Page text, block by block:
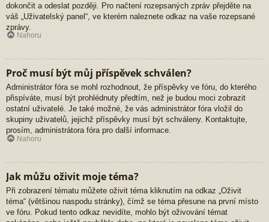
dokončit a odeslat později. Pro načtení rozepsaných zpráv přejděte na
váš „Uživatelský panel“, ve kterém naleznete odkaz na vaše rozepsané
zprávy.
Nahoru
Proč musí být můj příspěvek schválen?
Administrátor fóra se mohl rozhodnout, že příspěvky ve fóru, do kterého
přispíváte, musí být prohlédnuty předtím, než je budou moci zobrazit
ostatní uživatelé. Je také možné, že vás administrátor fóra vložil do
skupiny uživatelů, jejichž příspěvky musí být schváleny. Kontaktujte,
prosím, administrátora fóra pro další informace.
Nahoru
Jak můžu oživit moje téma?
Při zobrazení tématu můžete oživit téma kliknutím na odkaz „Oživit
téma“ (většinou naspodu stránky), čímž se téma přesune na první místo
ve fóru. Pokud tento odkaz nevidíte, mohlo být oživování témat